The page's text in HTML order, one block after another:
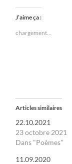
J’aime ça :
chargement…
Articles similaires
22.10.2021
23 octobre 2021
Dans "Poèmes"
11.09.2020